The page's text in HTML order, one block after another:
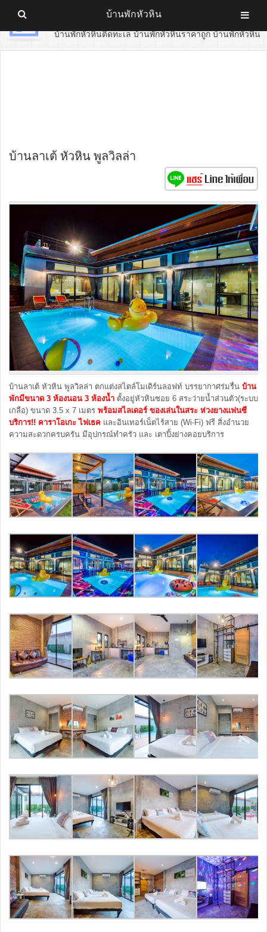
บ้านพักหัวหิน
บ้านพักหัวหินติดทะเล บ้านพักหัวหินราคาถูก บ้านพักหัวหิน
บ้านลาเต้ หัวหิน พูลวิลล่า
บ้านลาเต้ หัวหิน พูลวิลล่า ตกแต่งสไตล์โมเดิร์นลอฟท์ บรรยากาศร่มรื่น บ้าน
พักมีขนาด 3 ห้องนอน 3 ห้องน้ำ ตั้งอยู่หัวหินซอย 6 สระว่ายน้ำส่วนตัว(ระบบ
เกลือ) ขนาด 3.5 x 7 เมตร พร้อมสไลเดอร์ ของเล่นในสระ ห่วงยางแฟนซี
บริการ!! คาราโอเกะ ไฟเธค และอินเทอร์เน็ตไร้สาย (Wi-Fi) ฟรี สิ่งอำนวย
ความสะดวกครบครัน มีอุปกรณ์ทำครัว และ เตาปิ้งย่างคอยบริการ
บ้านพักหัวหิน